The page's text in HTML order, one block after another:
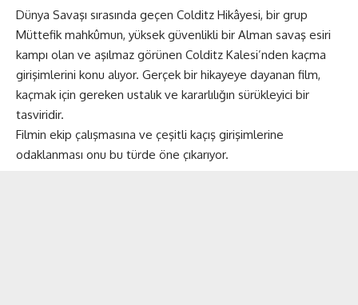
Dünya Savaşı sırasında geçen Colditz Hikâyesi, bir grup
Müttefik mahkûmun, yüksek güvenlikli bir Alman savaş esiri
kampı olan ve aşılmaz görünen Colditz Kalesi’nden kaçma
girişimlerini konu alıyor. Gerçek bir hikayeye dayanan film,
kaçmak için gereken ustalık ve kararlılığın sürükleyici bir
tasviridir.
Filmin ekip çalışmasına ve çeşitli kaçış girişimlerine
odaklanması onu bu türde öne çıkarıyor.